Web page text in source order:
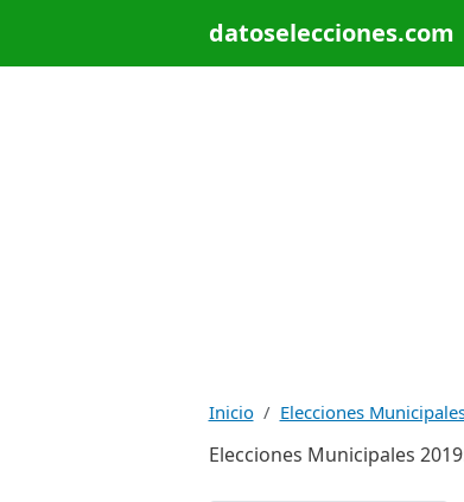
datoselecciones.com
Inicio Elecciones
Elecciones Municipales